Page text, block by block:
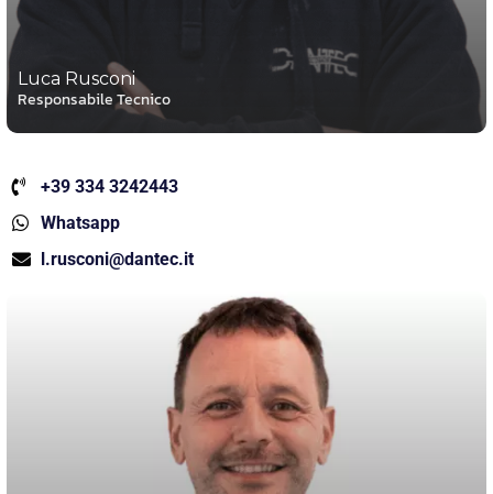
Luca Rusconi
Responsabile Tecnico
+39 334 3242443
Whatsapp
l.rusconi@dantec.it